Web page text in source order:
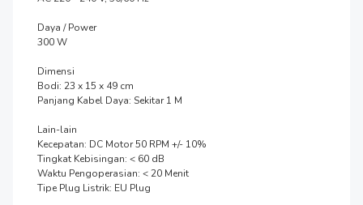
Daya / Power
300 W
Dimensi
Bodi: 23 x 15 x 49 cm
Panjang Kabel Daya: Sekitar 1 M
Lain-lain
Kecepatan: DC Motor 50 RPM +/- 10%
Tingkat Kebisingan: < 60 dB
Waktu Pengoperasian: < 20 Menit
Tipe Plug Listrik: EU Plug